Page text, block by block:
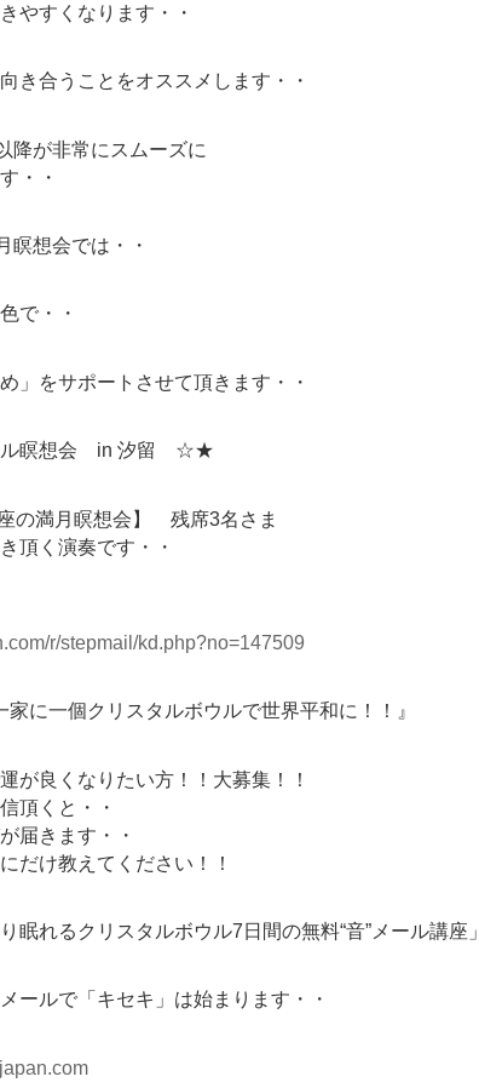
やすくなります・・
き合うことをオススメします・・
降が非常にスムーズに
・・
瞑想会では・・
で・・
」をサポートさせて頂きます・・
瞑想会 in 汐留 ☆★
の満月瞑想会】 残席3名さま
頂く演奏です・・
r/stepmail/kd.php?no=147509
家に一個クリスタルボウルで世界平和に！！』
が良くなりたい方！！大募集！！
頂くと・・
届きます・・
だけ教えてください！！
眠れるクリスタルボウル7日間の無料“音”メール講座」
ールで「キセキ」は始まります・・